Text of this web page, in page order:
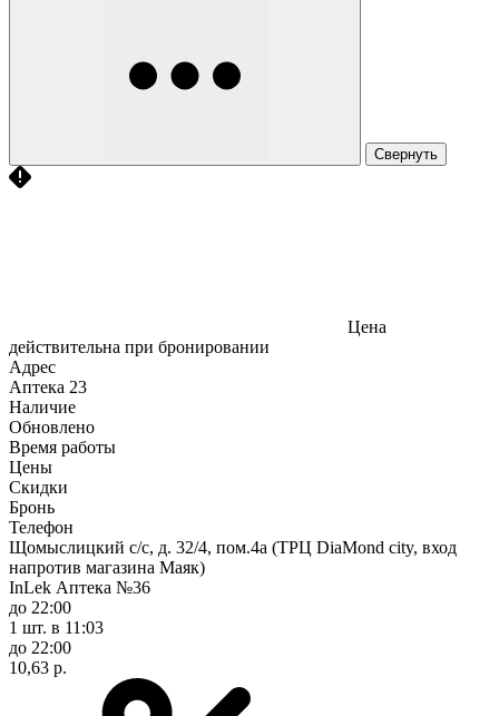
Свернуть
Цена
действительна при бронировании
Адрес
Аптека 23
Наличие
Обновлено
Время работы
Цены
Скидки
Бронь
Телефон
Щомыслицкий с/с, д. 32/4, пом.4а (ТРЦ DiaMond city, вход
напротив магазина Маяк)
InLek Аптека №36
до 22:00
1 шт. в 11:03
до 22:00
10,63 р.